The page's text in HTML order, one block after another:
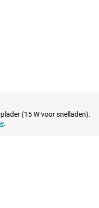
een resolutie van 8
een schermresolutie van full-
en gedetailleerd uit. Bij het
rate van 90Hz zodat het
dus eenvoudig muziek over
(15 W voor snelladen).
.